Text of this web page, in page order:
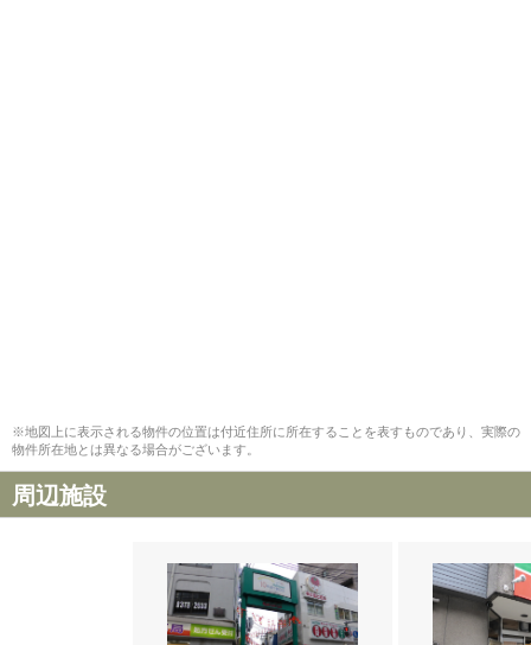
※地図上に表示される物件の位置は付近住所に所在することを表すものであり、実際の
物件所在地とは異なる場合がございます。
周辺施設